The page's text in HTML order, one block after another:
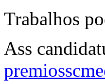
Trabalhos
Ass